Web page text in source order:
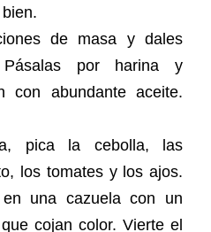
de masa y dales
Pásalas por harina y
con abundante aceite.
pica la cebolla, las
los tomates y los ajos.
una cazuela con un
cojan color. Vierte el